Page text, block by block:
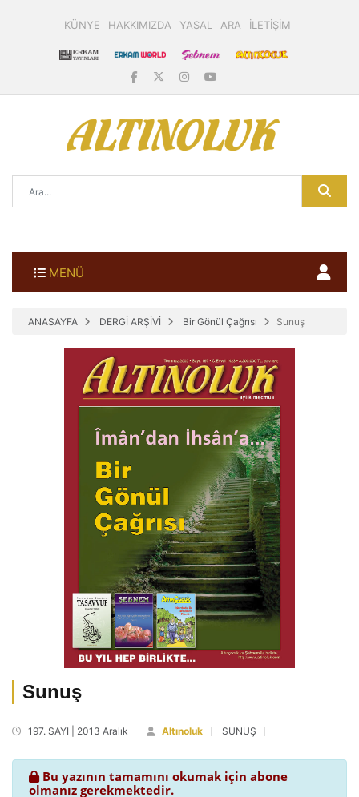
KÜNYE HAKKIMIZDA YASAL ARA İLETİŞİM
MENÜ
ANASAYFA DERGİ ARŞİVİ Bir Gönül Çağrısı Sunuş
Sunuş
197. SAYI | 2013 Aralık Altınoluk SUNUŞ
Bu yazının tamamını okumak için abone
olmanız gerekmektedir.